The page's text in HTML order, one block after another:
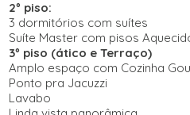
2º piso:
3 dormitórios com suítes
Suíte Master com pisos
3º piso (ático e Terraço)
Amplo espaço com Cozinha
Ponto pra Jacuzzi
Lavabo